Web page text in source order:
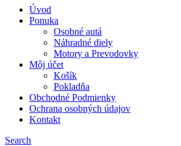
Úvod
Ponuka
Osobné autá
Náhradné diely
Motory a Prevodovky
Môj účet
Košík
Pokladňa
Obchodné Podmienky
Ochrana osobných údajov
Kontakt
Search